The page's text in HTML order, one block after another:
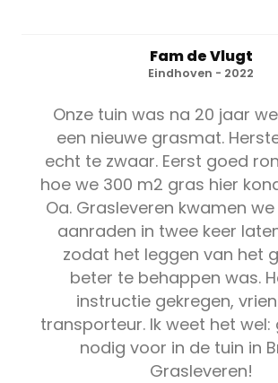
Fam de Vlugt
Eindhoven - 2022
Onze tuin was na 20 jaar
een nieuwe grasmat.
echt te zwaar. Eerst goed
hoe we 300 m2 gras hier
Oa. Grasleveren kwamen
aanraden in twee keer
zodat het leggen van het
beter te behappen was.
instructie gekregen,
transporteur. Ik weet het wel:
nodig voor in de tuin in
Grasleveren!